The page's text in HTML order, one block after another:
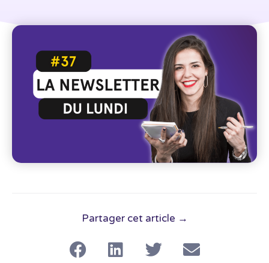
Partager cet article →